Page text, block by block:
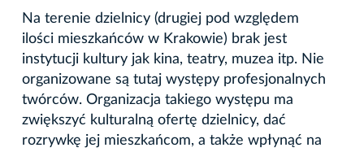
Na terenie dzielnicy (drugiej pod względem
ilości mieszkańców w Krakowie) brak jest
instytucji kultury jak kina, teatry, muzea itp. Nie
organizowane są tutaj występy profesjonalnych
twórców. Organizacja takiego występu ma
zwiększyć kulturalną ofertę dzielnicy, dać
rozrywkę jej mieszkańcom, a także wpłynąć na